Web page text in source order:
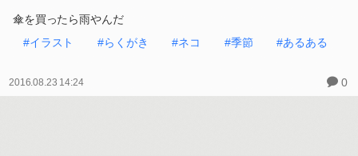
傘を買ったら雨やんだ
#イラスト
#らくがき #ネコ #季節 #あるある
2016.08.23 14:24 0